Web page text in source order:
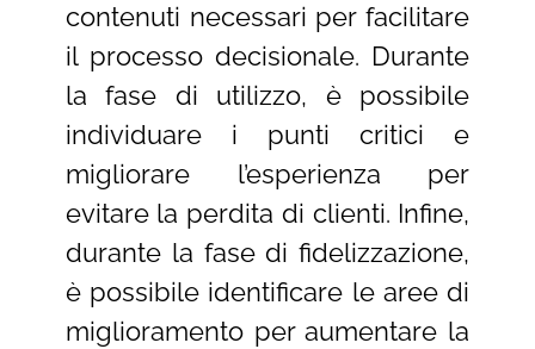
contenuti necessari per facilitare
il processo decisionale. Durante
la fase di utilizzo, è possibile
individuare i punti critici e
migliorare l’esperienza per
evitare la perdita di clienti. Infine,
durante la fase di fidelizzazione,
è possibile identificare le aree di
miglioramento per aumentare la